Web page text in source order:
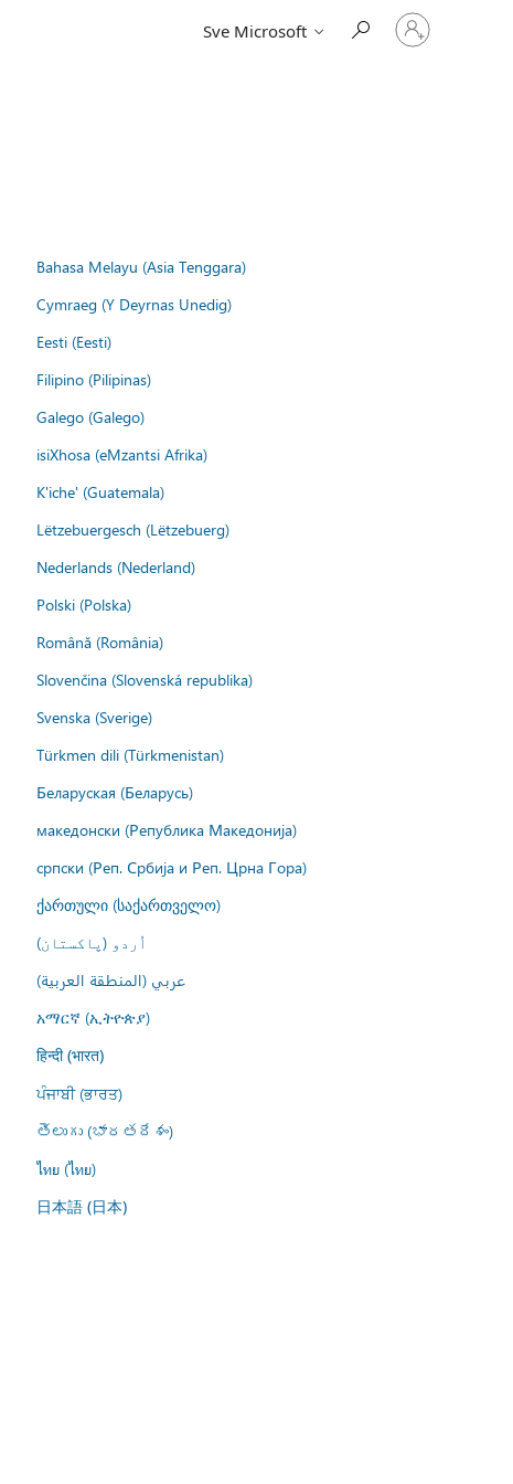
Sve Microsoft
Prijavite
se
Bahasa Melayu (Asia Tenggara)
Cymraeg (Y Deyrnas Unedig)
Eesti (Eesti)
Filipino (Pilipinas)
Galego (Galego)
isiXhosa (eMzantsi Afrika)
K'iche' (Guatemala)
Lëtzebuergesch (Lëtzebuerg)
Nederlands (Nederland)
Polski (Polska)
Română (România)
Slovenčina (Slovenská republika)
Svenska (Sverige)
Türkmen dili (Türkmenistan)
Беларуская (Беларусь)
македонски (Република Македонија)
српски (Реп. Србија и Реп. Црна Гора)
ქართული (საქართველო)
اُردو (پاکستان)
عربي (المنطقة العربية)
አማርኛ (ኢትዮጵያ)
हिन्दी (भारत)
ਪੰਜਾਬੀ (ਭਾਰਤ)
తెలుగు (భారతదేశం)
ไทย (ไทย)
日本語 (日本)